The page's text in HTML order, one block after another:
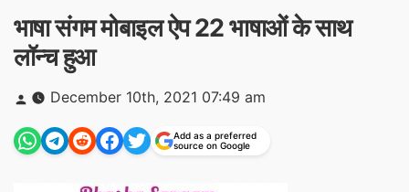
भाषा संगम मोबाइल ऐप 22 भाषाओं के साथ
लॉन्च हुआ
Posted
by
December 10th, 2021 07:49 am
Add as a preferred
source on Google